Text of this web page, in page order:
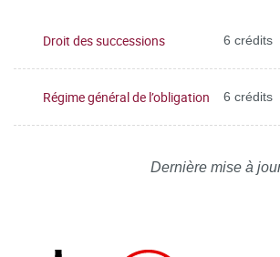
Droit des successions 6 crédits
Régime général de l’obligation 6 crédits
Dernière mise à